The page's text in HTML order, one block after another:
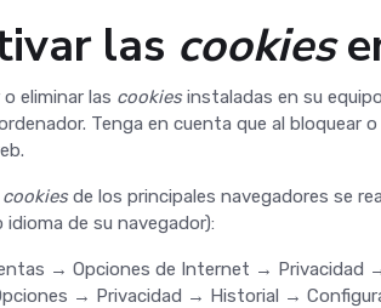
las cookies
eliminar las cookiesinstaladas en su
Tenga en cuenta que al bloquear o
cookiesde los principales navegadores se
de su navegador):
→ Opciones de Internet → Privacidad
→ Privacidad → Historial →